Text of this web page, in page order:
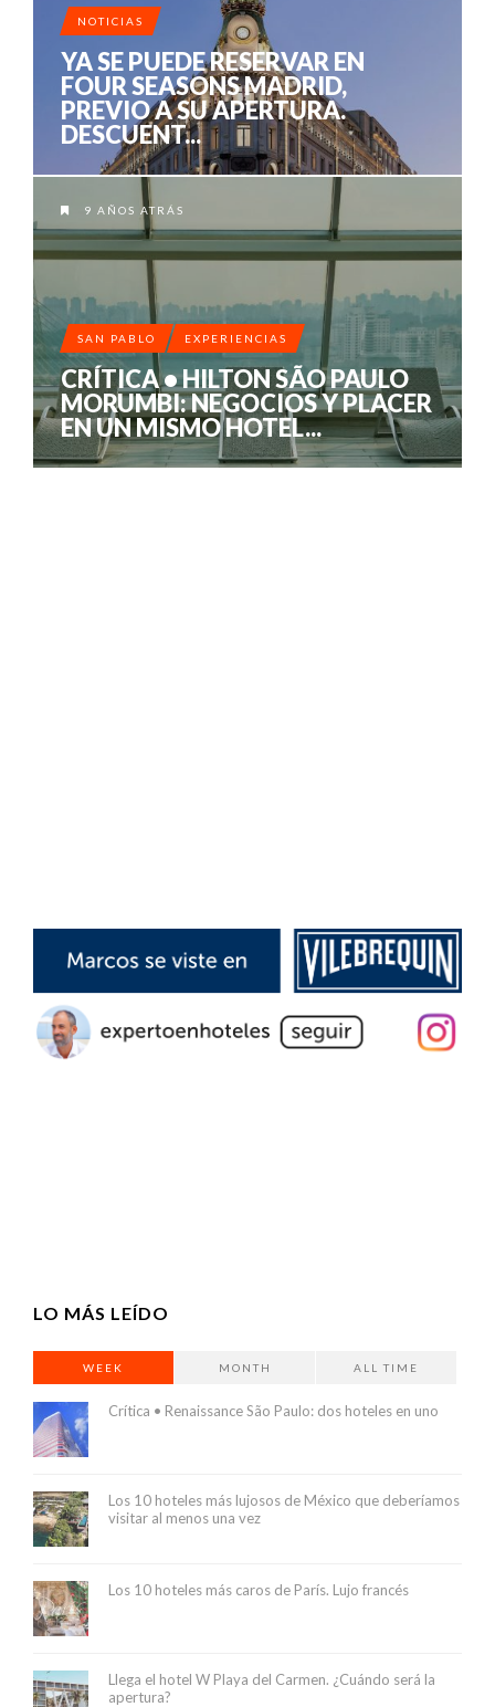
NOTICIAS
YA SE PUEDE RESERVAR EN
FOUR SEASONS MADRID,
PREVIO A SU APERTURA.
DESCUENT...
9 AÑOS ATRÁS
SAN PABLO EXPERIENCIAS
CRÍTICA • HILTON SÃO PAULO
MORUMBI: NEGOCIOS Y PLACER
EN UN MISMO HOTEL...
LO MÁS LEÍDO
WEEK MONTH ALL TIME
Crítica • Renaissance São Paulo: dos hoteles en uno
Los 10 hoteles más lujosos de México que deberíamos
visitar al menos una vez
Los 10 hoteles más caros de París. Lujo francés
Llega el hotel W Playa del Carmen. ¿Cuándo será la
apertura?